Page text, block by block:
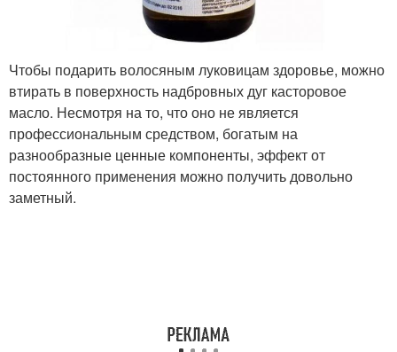
Чтобы подарить волосяным луковицам здоровье, можно
втирать в поверхность надбровных дуг касторовое
масло. Несмотря на то, что оно не является
профессиональным средством, богатым на
разнообразные ценные компоненты, эффект от
постоянного применения можно получить довольно
заметный.